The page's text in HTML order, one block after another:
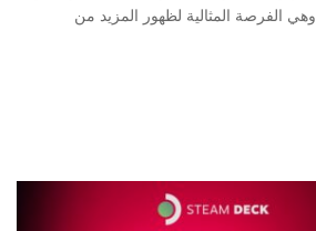
Asus و Lenovo وهي الفرصة المثالية لظهور المزيد من